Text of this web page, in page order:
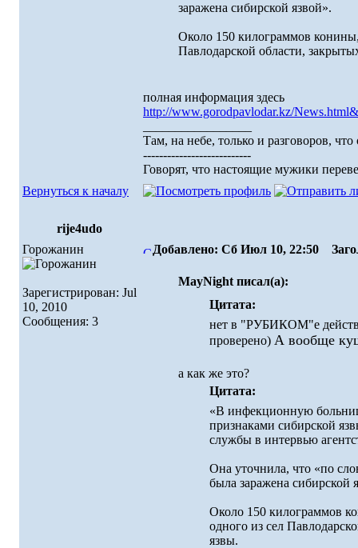
заражена сибирской язвой».
Около 150 килограммов конины,
Павлодарской области,
полная информация здесь
http://www.gorodpavlodar.kz/
Там, на небе, только и разговоров,
---------------------------
Говорят, что настоящие мужики
Вернуться к началу
rije4udo
Горожанин
Зарегистрирован: Jul
10, 2010
Сообщения: 3
Добавлено: Сб Июл 10, 22:50
MayNight писал(а):
Цитата:
нет в "РУБИКОМ"е
проверено) А вообще
а как же это?
Цитата:
«В инфекционную
признаками сибирской
службы в интервью
Она уточнила, что «по
была заражена сибирской
Около 150 килограммов
одного из сел
язвы.